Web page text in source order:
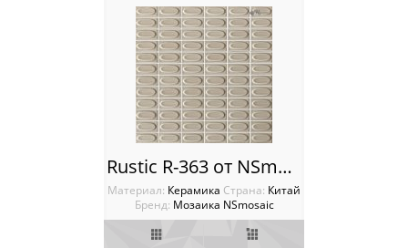
Rustic R-363 от NSmosaic
Материал: Керамика Cтрана: Китай
Бренд: Мозаика NSmosaic